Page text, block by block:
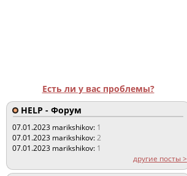
Есть ли у вас проблемы?
HELP - Форум
07.01.2023 marikshikov: 1
07.01.2023 marikshikov:2
07.01.2023 marikshikov: 1
другие посты >